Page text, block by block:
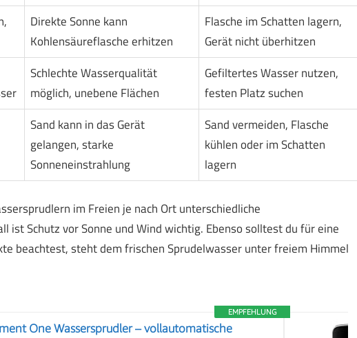
Direkte Sonne kann
Kohlensäureflasche erhitzen
Flasche im Schatten lagern,
Gerät nicht überhitzen
Schlechte Wasserqualität
möglich, unebene Flächen
Gefiltertes Wasser nutzen,
festen Platz suchen
Sand kann in das Gerät
gelangen, starke
Sonneneinstrahlung
Sand vermeiden, Flasche
kühlen oder im Schatten
lagern
im Freien je nach Ort unterschiedliche
ist Schutz vor Sonne und Wind wichtig. Ebenso solltest du für eine
beachtest, steht dem frischen Sprudelwasser unter freiem Himmel
EMPFEHLUNG
One Wassersprudler – vollautomatische